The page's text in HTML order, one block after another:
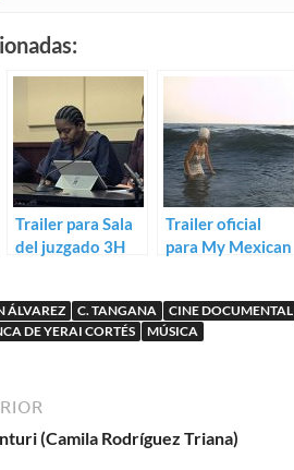
Trailer para Sala
del juzgado 3H
Trailer oficial
para My Mexican
ÁLVAREZ C. TANGANA CINE DOCUMENTAL
DE YERAI CORTÉS
MÚSICA
(Camila Rodríguez Triana)